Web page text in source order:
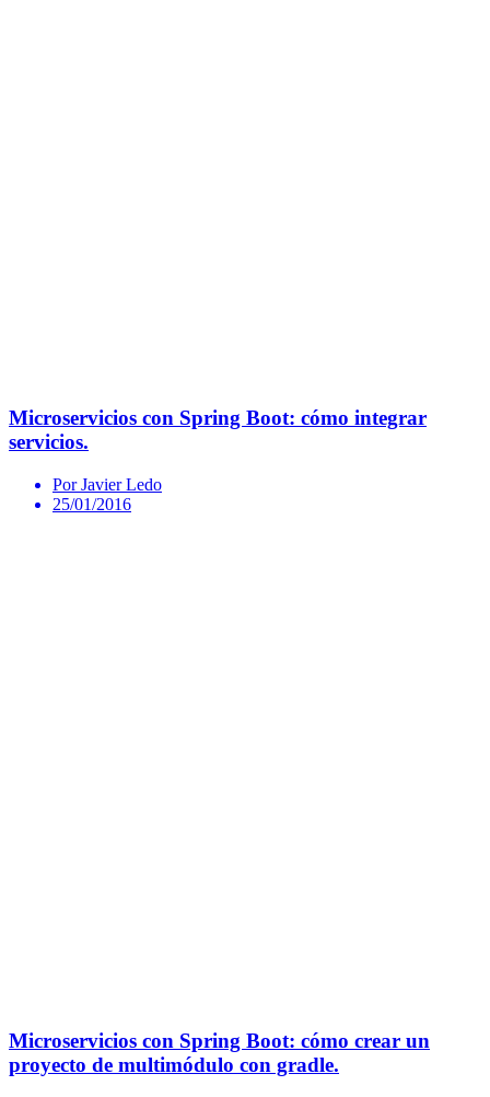
Microservicios con Spring Boot: cómo integrar
servicios.
Por Javier Ledo
25/01/2016
Microservicios con Spring Boot: cómo crear un
proyecto de multimódulo con gradle.